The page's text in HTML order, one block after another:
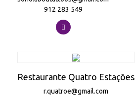
912 283 549
Restaurante Quatro Estações
r.quatroe@gmail.com